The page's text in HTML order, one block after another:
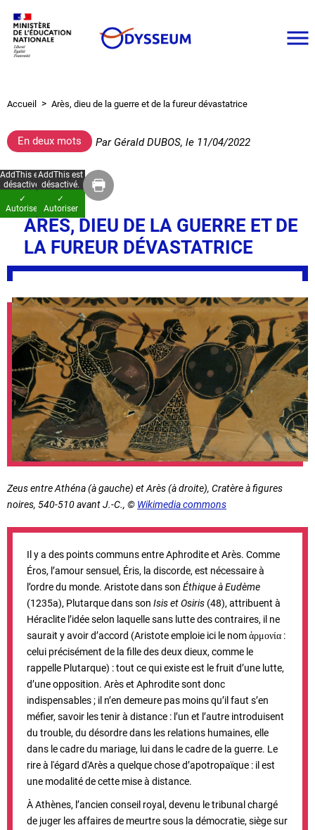
contenu
principal
Fil
Accueil Arès, dieu de la guerre et de la fureur dévastatrice
En deux mots Par Gérald DUBOS, le 11/04/2022
AddThis est
désactivé.
✓
Autoriser
AddThis est
désactivé.
✓
Autoriser
ARÈS, DIEU DE LA GUERRE ET DE
LA FUREUR DÉVASTATRICE
Zeus entre Athéna (à gauche) et Arès (à droite), Cratère à figures
noires, 540-510 avant J.-C., © Wikimedia commons
Il y a des points communs entre Aphrodite et Arès. Comme
Éros, l’amour sensuel, Éris, la discorde, est nécessaire à
l’ordre du monde. Aristote dans son Éthique à Eudème
(1235a), Plutarque dans son Isis et Osiris (48), attribuent à
Héraclite l’idée selon laquelle sans lutte des contraires, il ne
saurait y avoir d’accord (Aristote emploie ici le nom ἁρμονία :
celui précisément de la fille des deux dieux, comme le
rappelle Plutarque) : tout ce qui existe est le fruit d’une lutte,
d’une opposition. Arès et Aphrodite sont donc
indispensables ; il n’en demeure pas moins qu’il faut s’en
méfier, savoir les tenir à distance : l’un et l’autre introduisent
du trouble, du désordre dans les relations humaines, elle
dans le cadre du mariage, lui dans le cadre de la guerre. Le
rire à l'égard d'Arès a quelque chose d’apotropaïque : il est
une modalité de cette mise à distance.
À Athènes, l’ancien conseil royal, devenu le tribunal chargé
de juger les affaires de meurtre sous la démocratie, siège sur